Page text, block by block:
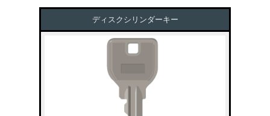
ディスクシリンダーキー